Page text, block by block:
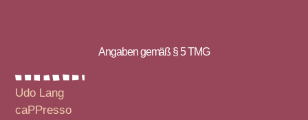
Angaben gemäß § 5 TMG
Udo Lang
caPPresso